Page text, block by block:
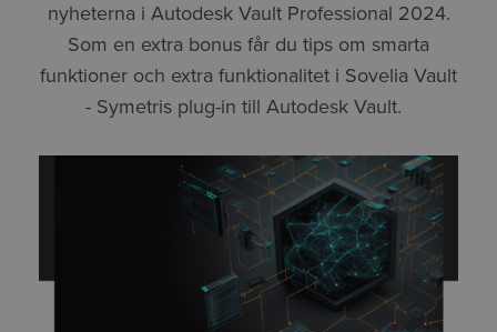
nyheterna i Autodesk Vault Professional 2024.
Som en extra bonus får du tips om smarta
funktioner och extra funktionalitet i Sovelia Vault
- Symetris plug-in till Autodesk Vault.